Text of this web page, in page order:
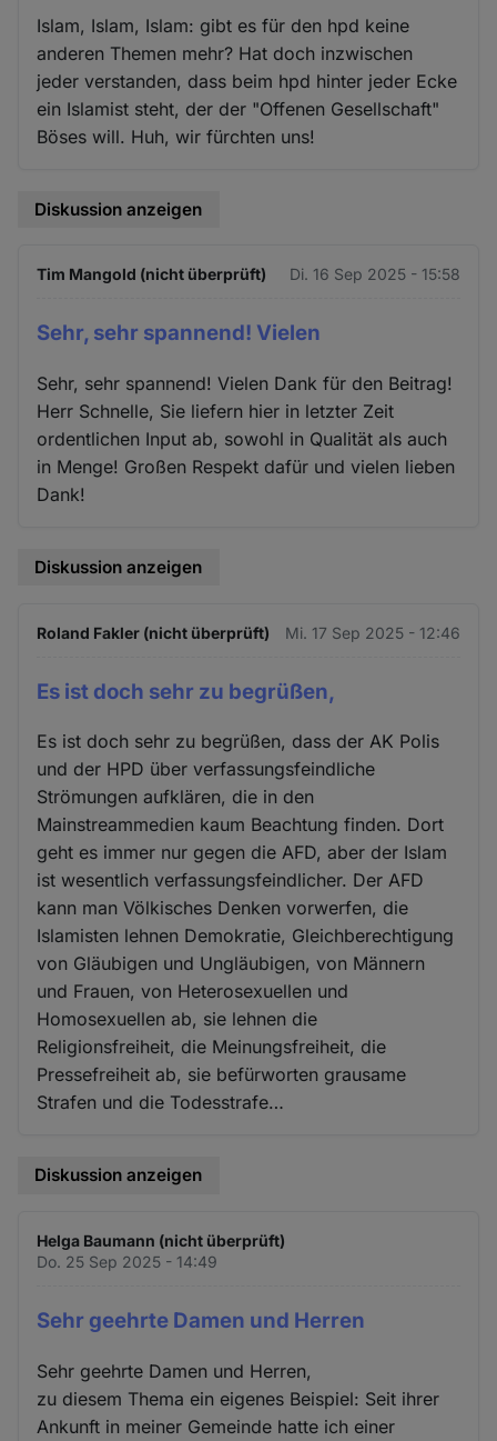
Islam, Islam, Islam: gibt es für den hpd keine
anderen Themen mehr? Hat doch inzwischen
jeder verstanden, dass beim hpd hinter jeder Ecke
ein Islamist steht, der der "Offenen Gesellschaft"
Böses will. Huh, wir fürchten uns!
Diskussion anzeigen
Tim Mangold (nicht überprüft) Di. 16 Sep 2025 - 15:58
Sehr, sehr spannend! Vielen
Sehr, sehr spannend! Vielen Dank für den Beitrag!
Herr Schnelle, Sie liefern hier in letzter Zeit
ordentlichen Input ab, sowohl in Qualität als auch
in Menge! Großen Respekt dafür und vielen lieben
Dank!
Diskussion anzeigen
Roland Fakler (nicht überprüft) Mi. 17 Sep 2025 - 12:46
Es ist doch sehr zu begrüßen,
Es ist doch sehr zu begrüßen, dass der AK Polis
und der HPD über verfassungsfeindliche
Strömungen aufklären, die in den
Mainstreammedien kaum Beachtung finden. Dort
geht es immer nur gegen die AFD, aber der Islam
ist wesentlich verfassungsfeindlicher. Der AFD
kann man Völkisches Denken vorwerfen, die
Islamisten lehnen Demokratie, Gleichberechtigung
von Gläubigen und Ungläubigen, von Männern
und Frauen, von Heterosexuellen und
Homosexuellen ab, sie lehnen die
Religionsfreiheit, die Meinungsfreiheit, die
Pressefreiheit ab, sie befürworten grausame
Strafen und die Todesstrafe…
Diskussion anzeigen
Helga Baumann (nicht überprüft)
Do. 25 Sep 2025 - 14:49
Sehr geehrte Damen und Herren
Sehr geehrte Damen und Herren,
zu diesem Thema ein eigenes Beispiel: Seit ihrer
Ankunft in meiner Gemeinde hatte ich einer